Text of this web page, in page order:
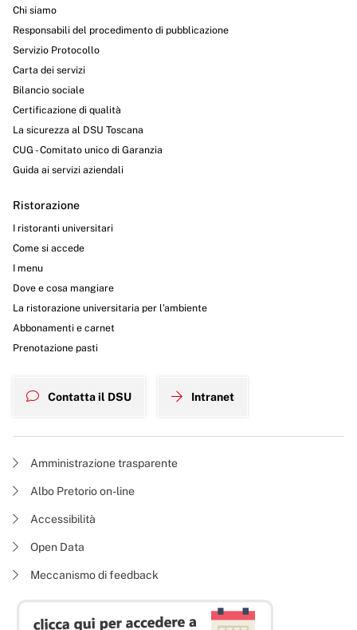
Chi siamo
Responsabili del procedimento di pubblicazione
Servizio Protocollo
Carta dei servizi
Bilancio sociale
Certificazione di qualità
La sicurezza al DSU Toscana
CUG - Comitato unico di Garanzia
Guida ai servizi aziendali
Ristorazione
I ristoranti universitari
Come si accede
I menu
Dove e cosa mangiare
La ristorazione universitaria per l’ambiente
Abbonamenti e carnet
Prenotazione pasti
Contatta il DSU Intranet
Amministrazione trasparente
Albo Pretorio on-line
Accessibilità
Open Data
Meccanismo di feedback